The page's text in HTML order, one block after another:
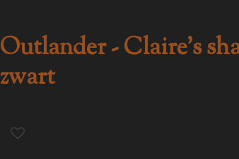
Outlander - Claire's
zwart